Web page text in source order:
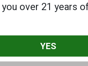
gewinnen in
Stores an Boden,
Zigaretten um 14 %
over 21 years
YES